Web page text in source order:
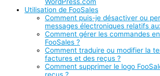
WordPress.com
Utilisation de FooSales
Comment puis-je désactiver ou
messages électroniques relatifs
Comment gérer les commandes
FooSales ?
Comment traduire ou modifier la
factures et des reçus ?
Comment supprimer le logo